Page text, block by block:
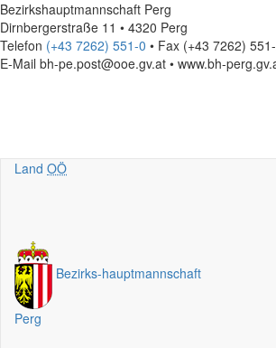
Bezirkshauptmannschaft Perg
Dirnbergerstraße 11 • 4320 Perg
Telefon (+43 7262) 551-0 • Fax (+43 7262)
E-Mail bh-pe.post@ooe.gv.at • www.bh-
Land OÖ
Bezirks-hauptmannschaft
Perg